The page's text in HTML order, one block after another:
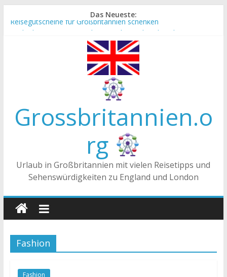
Inhalt
Das Neueste:
Reisegutscheine für Großbritannien schenken
Die Unterschiede zwischen Vereinigtes Königreich,
Großbritannien und England
Tea-Time – Was wird in Großbritannien getrunken?
Grossbritannien.o
rg
Urlaub in Großbritannien mit vielen Reisetipps und
Sehenswürdigkeiten zu England und London
Fashion
Fashion